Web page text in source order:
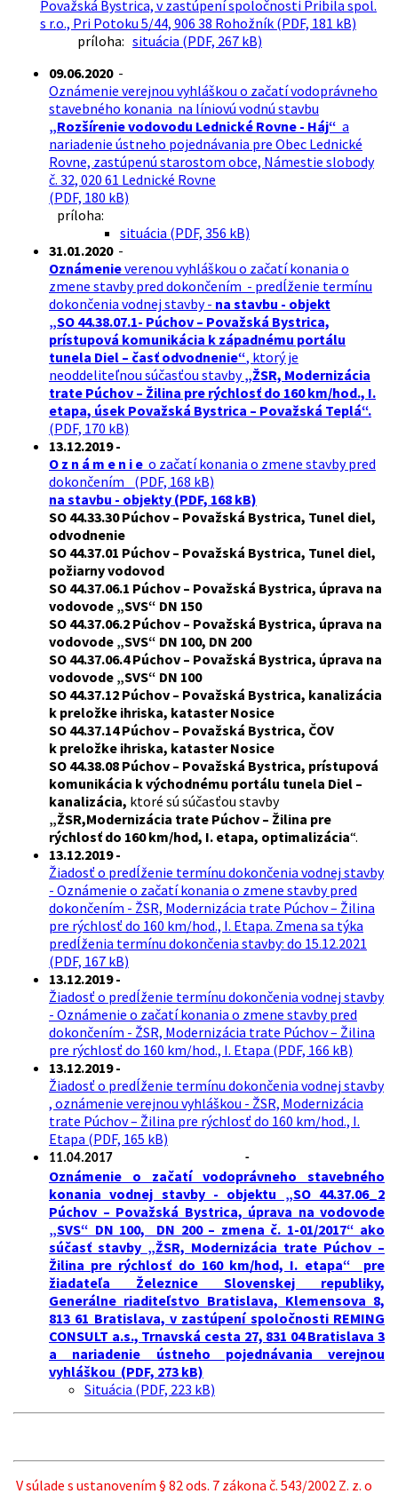
Považská Bystrica, v zastúpení spoločnosti Pribila spol.
s r.o., Pri Potoku 5/44, 906 38 Rohožník (PDF, 181 kB)
príloha: situácia (PDF, 267 kB)
09.06.2020-
Oznámenie verejnou vyhláškou o začatí vodoprávneho
stavebného konania na líniovú vodnú stavbu
„Rozšírenie vodovodu Lednické Rovne - Háj“ a
nariadenie ústneho pojednávania pre Obec Lednické
Rovne, zastúpenú starostom obce, Námestie slobody
č. 32, 020 61 Lednické Rovne
(PDF, 180 kB)
príloha:
situácia (PDF, 356 kB)
31.01.2020-
Oznámenieverenou vyhláškou o začatí konania o
zmene stavby pred dokončením - predĺženie termínu
dokončenia vodnej stavby - na stavbu - objekt
„SO 44.38.07.1- Púchov – Považská Bystrica,
prístupová komunikácia k západnému portálu
tunela Diel – časť odvodnenie“, ktorý je
neoddeliteľnou súčasťou stavby„ŽSR, Modernizácia
trate Púchov – Žilina pre rýchlosť do 160 km/hod., I.
etapa, úsek Považská Bystrica – Považská Teplá“.
(PDF, 170 kB)
13.12.2019 -
O z n á m e n i e o začatí konania o zmene stavby pred
dokončením_ (PDF, 168 kB)
na stavbu - objekty (PDF, 168 kB)
SO 44.33.30 Púchov – Považská Bystrica, Tunel diel,
odvodnenie
SO 44.37.01 Púchov – Považská Bystrica, Tunel diel,
požiarny vodovod
SO 44.37.06.1 Púchov – Považská Bystrica, úprava na
vodovode „SVS“ DN 150
SO 44.37.06.2 Púchov – Považská Bystrica, úprava na
vodovode „SVS“ DN 100, DN 200
SO 44.37.06.4 Púchov – Považská Bystrica, úprava na
vodovode „SVS“ DN 100
SO 44.37.12 Púchov – Považská Bystrica, kanalizácia
k preložke ihriska, kataster Nosice
SO 44.37.14 Púchov – Považská Bystrica, ČOV
k preložke ihriska, kataster Nosice
SO 44.38.08 Púchov – Považská Bystrica, prístupová
komunikácia k východnému portálu tunela Diel –
kanalizácia, ktoré sú súčasťou stavby
„ŽSR,Modernizácia trate Púchov – Žilina pre
rýchlosť do 160 km/hod, I. etapa, optimalizácia“.
13.12.2019 -
Žiadosť o predĺženie termínu dokončenia vodnej stavby
- Oznámenie o začatí konania o zmene stavby pred
dokončením - ŽSR, Modernizácia trate Púchov – Žilina
pre rýchlosť do 160 km/hod., I. Etapa. Zmena sa týka
predĺženia termínu dokončenia stavby: do 15.12.2021
(PDF, 167 kB)
13.12.2019 -
Žiadosť o predĺženie termínu dokončenia vodnej stavby
- Oznámenie o začatí konania o zmene stavby pred
dokončením - ŽSR, Modernizácia trate Púchov – Žilina
pre rýchlosť do 160 km/hod., I. Etapa (PDF, 166 kB)
13.12.2019 -
Žiadosť o predĺženie termínu dokončenia vodnej stavby
, oznámenie verejnou vyhláškou - ŽSR, Modernizácia
trate Púchov – Žilina pre rýchlosť do 160 km/hod., I.
Etapa (PDF, 165 kB)
11.04.2017 -
Oznámenie o začatí vodoprávneho stavebného
konania vodnej stavby - objektu „SO 44.37.06_2
Púchov – Považská Bystrica, úprava na vodovode
„SVS“ DN 100, DN 200 – zmena č. 1-01/2017“ ako
súčasť stavby „ŽSR, Modernizácia trate Púchov –
Žilina pre rýchlosť do 160 km/hod, I. etapa“ pre
žiadateľa Železnice Slovenskej republiky,
Generálne riaditeľstvo Bratislava, Klemensova 8,
813 61 Bratislava, v zastúpení spoločnosti REMING
CONSULT a.s., Trnavská cesta 27, 831 04 Bratislava 3
a nariadenie ústneho pojednávania verejnou
vyhláškou (PDF, 273 kB)
Situácia (PDF, 223 kB)
V súlade s ustanovením § 82 ods. 7 zákona č. 543/2002 Z. z. o